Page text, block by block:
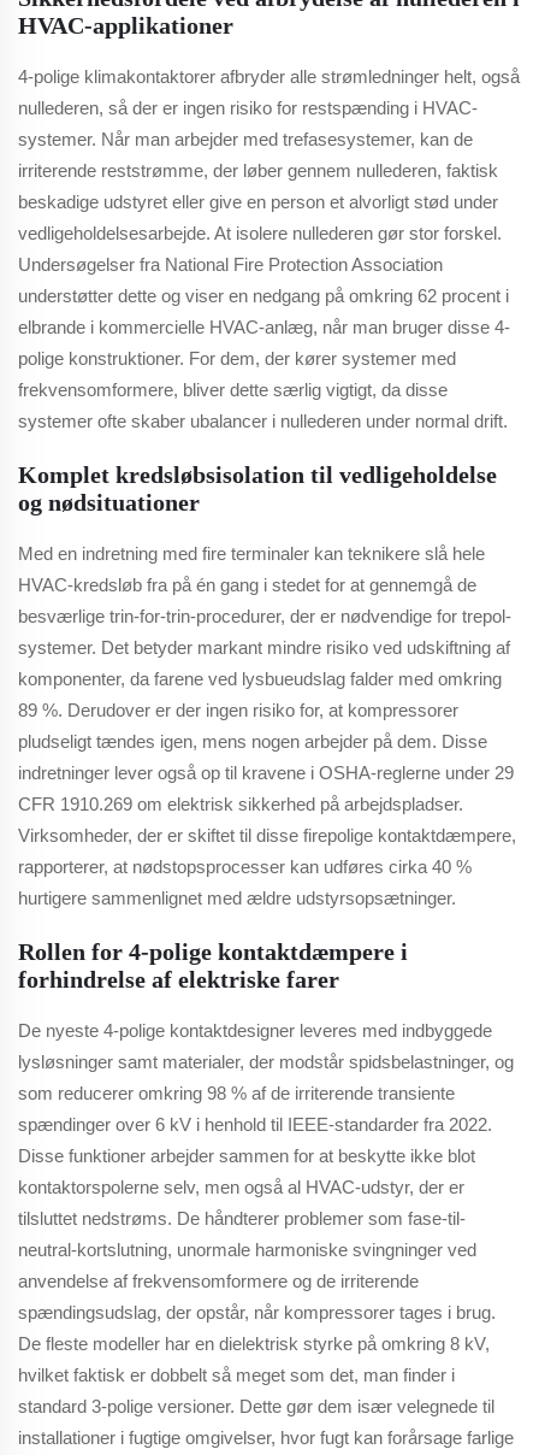
HVAC-applikationer
4-polige klimakontaktorer afbryder alle strømledninger helt, også
nullederen, så der er ingen risiko for restspænding i HVAC-
systemer. Når man arbejder med trefasesystemer, kan de
irriterende reststrømme, der løber gennem nullederen, faktisk
beskadige udstyret eller give en person et alvorligt stød under
vedligeholdelsesarbejde. At isolere nullederen gør stor forskel.
Undersøgelser fra National Fire Protection Association
understøtter dette og viser en nedgang på omkring 62 procent i
elbrande i kommercielle HVAC-anlæg, når man bruger disse 4-
polige konstruktioner. For dem, der kører systemer med
frekvensomformere, bliver dette særlig vigtigt, da disse
systemer ofte skaber ubalancer i nullederen under normal drift.
Komplet kredsløbsisolation til vedligeholdelse
og nødsituationer
Med en indretning med fire terminaler kan teknikere slå hele
HVAC-kredsløb fra på én gang i stedet for at gennemgå de
besværlige trin-for-trin-procedurer, der er nødvendige for trepol-
systemer. Det betyder markant mindre risiko ved udskiftning af
komponenter, da farene ved lysbueudslag falder med omkring
89 %. Derudover er der ingen risiko for, at kompressorer
pludseligt tændes igen, mens nogen arbejder på dem. Disse
indretninger lever også op til kravene i OSHA-reglerne under 29
CFR 1910.269 om elektrisk sikkerhed på arbejdspladser.
Virksomheder, der er skiftet til disse firepolige kontaktdæmpere,
rapporterer, at nødstopsprocesser kan udføres cirka 40 %
hurtigere sammenlignet med ældre udstyrsopsætninger.
Rollen for 4-polige kontaktdæmpere i
forhindrelse af elektriske farer
De nyeste 4-polige kontaktdesigner leveres med indbyggede
lysløsninger samt materialer, der modstår spidsbelastninger, og
som reducerer omkring 98 % af de irriterende transiente
spændinger over 6 kV i henhold til IEEE-standarder fra 2022.
Disse funktioner arbejder sammen for at beskytte ikke blot
kontaktorspolerne selv, men også al HVAC-udstyr, der er
tilsluttet nedstrøms. De håndterer problemer som fase-til-
neutral-kortslutning, unormale harmoniske svingninger ved
anvendelse af frekvensomformere og de irriterende
spændingsudslag, der opstår, når kompressorer tages i brug.
De fleste modeller har en dielektrisk styrke på omkring 8 kV,
hvilket faktisk er dobbelt så meget som det, man finder i
standard 3-polige versioner. Dette gør dem især velegnede til
installationer i fugtige omgivelser, hvor fugt kan forårsage farlige